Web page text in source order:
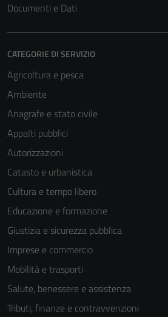
Documenti e Dati
CATEGORIE DI SERVIZIO
Agricoltura e pesca
Ambiente
Anagrafe e stato civile
Appalti pubblici
Autorizzazioni
Catasto e urbanistica
Cultura e tempo libero
Educazione e formazione
Giustizia e sicurezza pubblica
Imprese e commercio
Mobilità e trasporti
Salute, benessere e assistenza
Tributi, finanze e contravvenzioni